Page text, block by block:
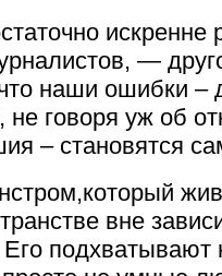
искренне
—
наши ошибки –
говоря уж об
– становятся
вне